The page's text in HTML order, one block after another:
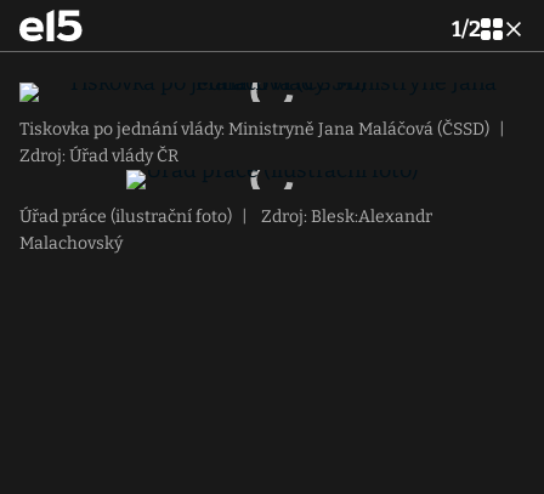
1/2
Tiskovka po jednání vlády: Ministryně Jana Maláčová (ČSSD)
Zdroj: Úřad vlády ČR
Úřad práce (ilustrační foto)
Zdroj: Blesk:Alexandr
Malachovský